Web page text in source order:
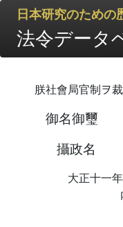
日本研究のための
法令データ
朕社會局官制ヲ
御名御璽
攝政名
大正十一